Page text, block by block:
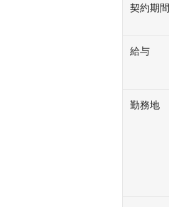
契約期間
給与
勤務地